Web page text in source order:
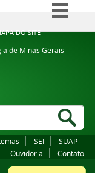
DO SITE
BR
de Minas Gerais
SEI
SUAP
Ouvidoria Contato